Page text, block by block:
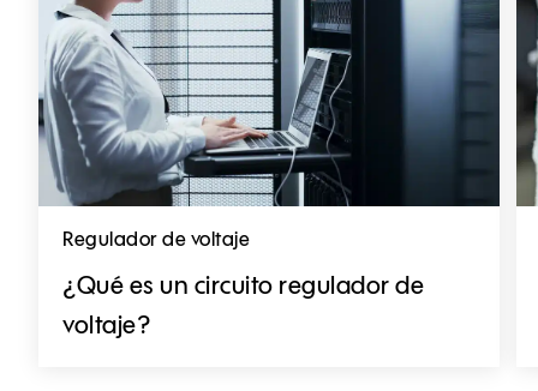
Regulador de voltaje
¿Qué es un circuito regulador de
voltaje?